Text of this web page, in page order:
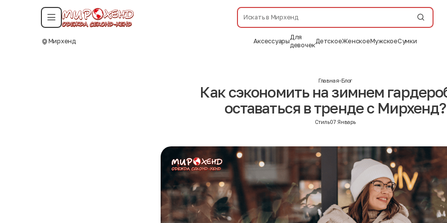
Мирхенд Аксессуары
Для
девочек
ДетскоеЖенскоеМужскоеСумки
Смотреть все даты
Главная-Блог
Как сэкономить на зимнем
оставаться в тренде с Мирхенд?
Стиль07 Январь